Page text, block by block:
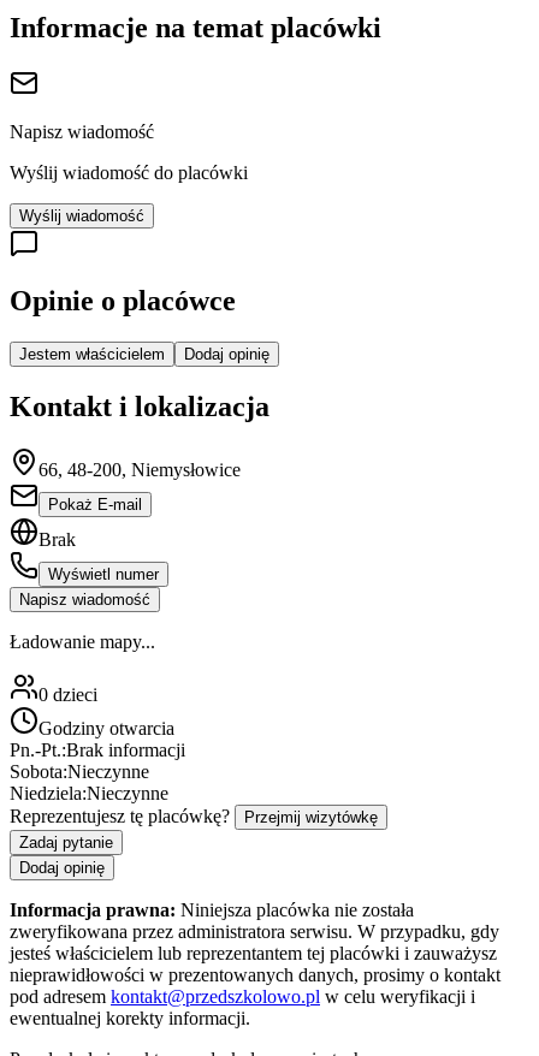
Informacje na temat placówki
Napisz wiadomość
Wyślij wiadomość do placówki
Wyślij wiadomość
Opinie o placówce
Jestem właścicielem Dodaj opinię
Kontakt i lokalizacja
66, 48-200, Niemysłowice
Pokaż E-mail
Brak
Wyświetl numer
Napisz wiadomość
Ładowanie mapy...
0 dzieci
Godziny otwarcia
Pn.-Pt.:Brak informacji
Sobota:Nieczynne
Niedziela:Nieczynne
Reprezentujesz tę placówkę?
Przejmij wizytówkę
Zadaj pytanie
Dodaj opinię
Informacja prawna: Niniejsza placówka nie została
zweryfikowana przez administratora serwisu. W przypadku, gdy
jesteś właścicielem lub reprezentantem tej placówki i zauważysz
nieprawidłowości w prezentowanych danych, prosimy o kontakt
pod adresem kontakt@przedszkolowo.pl w celu weryfikacji i
ewentualnej korekty informacji.